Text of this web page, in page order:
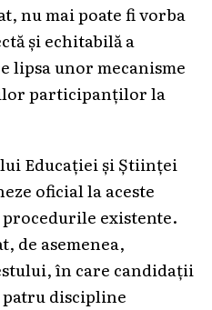
nu mai poate fi vorba
și echitabilă a
lipsa unor mecanisme
participanților la
Educației și Științei
oficial la aceste
procedurile existente.
de asemenea,
în care candidații
patru discipline